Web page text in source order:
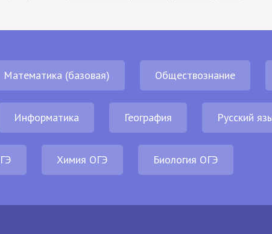
Математика (базовая) Обществознание
Информатика География Русский
Химия ОГЭ Биология ОГЭ